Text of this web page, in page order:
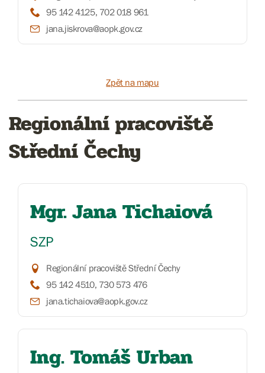
95 142 4125, 702 018 961
jana.jiskrova@aopk.gov.cz
Zpět na mapu
Regionální pracoviště
Střední Čechy
Mgr. Jana Tichaiová
SZP
Regionální pracoviště Střední Čechy
95 142 4510, 730 573 476
jana.tichaiova@aopk.gov.cz
Ing. Tomáš Urban